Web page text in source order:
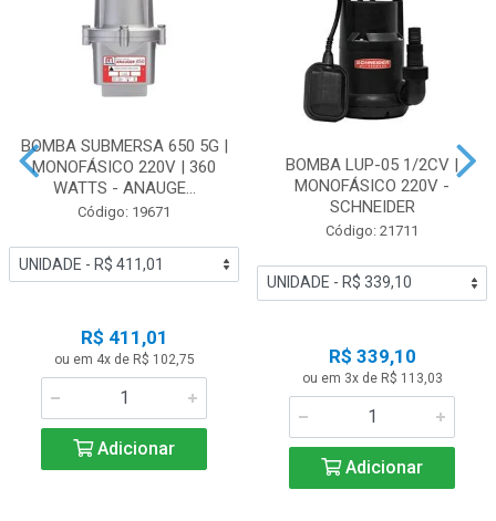
BOMBA SUBMERSA 650 5G |
MONOFÁSICO 220V | 360
WATTS - ANAUGE...
Código: 19671
R$ 411,01
ou em 4x de R$ 102,75
Adicionar
BOMBA LUP-05 1/2CV |
MONOFÁSICO 220V -
SCHNEIDER
Código: 21711
R$ 339,10
ou em 3x de R$ 113,03
Adicionar